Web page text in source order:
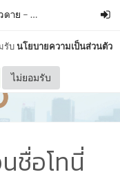
รับนโยบายความเป็นส่วนตัว
ไม่ยอมรับ
ดาย – BUNBOOKISH
ชื่อโทนี่